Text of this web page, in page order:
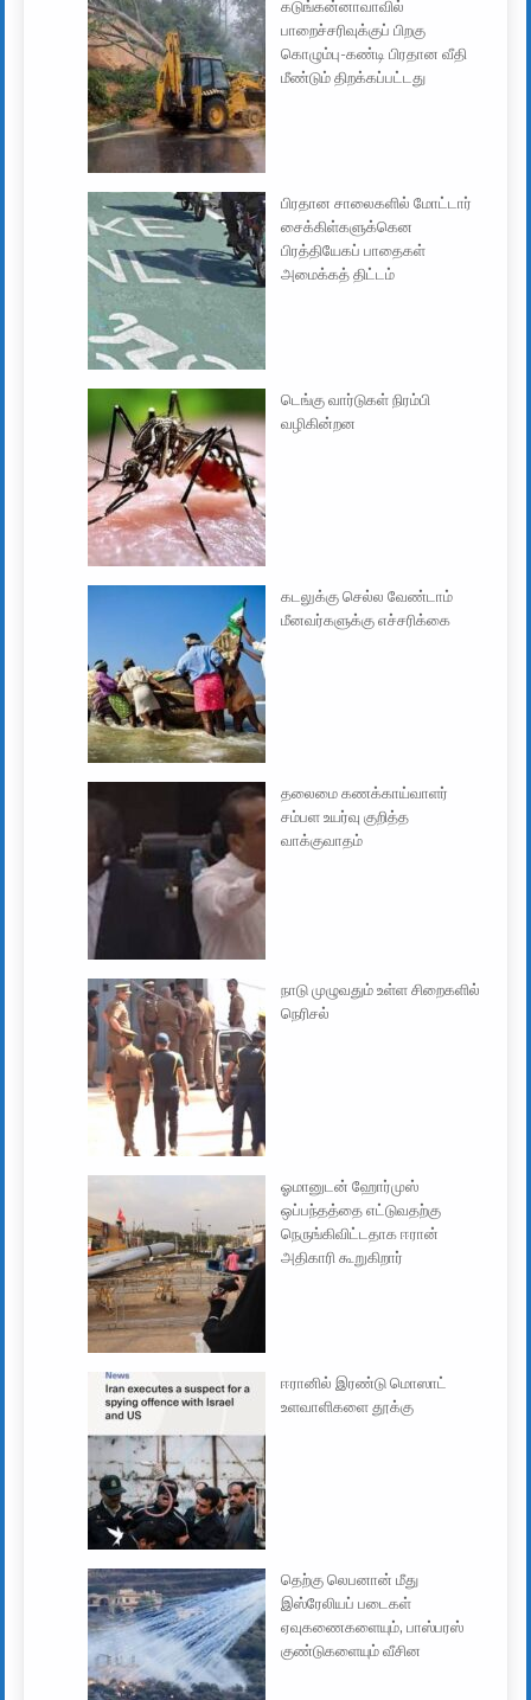
கடுங்கன்னாவாவில்
பாறைச்சரிவுக்குப் பிறகு
கொழும்பு-கண்டி பிரதான வீதி
மீண்டும் திறக்கப்பட்டது
பிரதான சாலைகளில் மோட்டார்
சைக்கிள்களுக்கென
பிரத்தியேகப் பாதைகள்
அமைக்கத் திட்டம்
டெங்கு வார்டுகள் நிரம்பி
வழிகின்றன
கடலுக்கு செல்ல வேண்டாம்
மீனவர்களுக்கு எச்சரிக்கை
தலைமை கணக்காய்வாளர்
சம்பள உயர்வு குறித்த
வாக்குவாதம்
நாடு முழுவதும் உள்ள சிறைகளில்
நெரிசல்
ஓமானுடன் ஹோர்முஸ்
ஒப்பந்தத்தை எட்டுவதற்கு
நெருங்கிவிட்டதாக ஈரான்
அதிகாரி கூறுகிறார்
ஈரானில் இரண்டு மொஸாட்
உளவாளிகளை தூக்கு
தெற்கு லெபனான் மீது
இஸ்ரேலியப் படைகள்
ஏவுகணைகளையும், பாஸ்பரஸ்
குண்டுகளையும் வீசின